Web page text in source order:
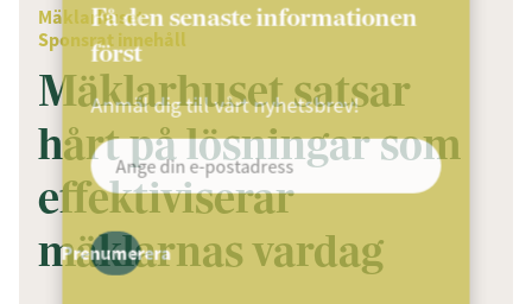
Mäklarhuset
Sponsrat innehåll
Mäklarhuset satsar
hårt på lösningar som
effektiviserar
mäklarnas vardag
Få den senaste informationen
först
Anmäl dig till vårt nyhetsbrev!
Prenumerera